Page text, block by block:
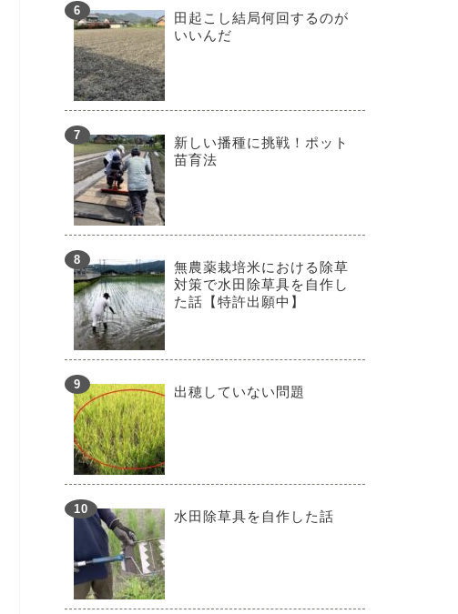
田起こし結局何回するのが
いいんだ
新しい播種に挑戦！ポット
苗育法
無農薬栽培米における除草
対策で水田除草具を自作し
た話【特許出願中】
出穂していない問題
水田除草具を自作した話